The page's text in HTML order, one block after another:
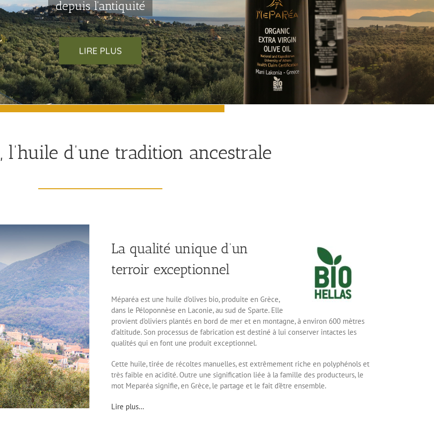
depuis l'antiquité
LIRE PLUS
l’huile d’une tradition ancestrale
La qualité unique d’un
terroir exceptionnel
Méparéa est une huile d’olives bio, produite en Grèce,
dans le Péloponnèse en Laconie, au sud de Sparte. Elle
provient d’oliviers plantés en bord de mer et en montagne, à environ 600 mètres
d’altitude. Son processus de fabrication est destiné à lui conserver intactes les
qualités qui en font une produit exceptionnel.
Cette huile, tirée de récoltes manuelles, est extrêmement riche en polyphénols et
très faible en acidité. Outre une signification liée à la famille des producteurs, le
mot Meparéa signifie, en Grèce, le partage et le fait d’être ensemble.
Lire plus…